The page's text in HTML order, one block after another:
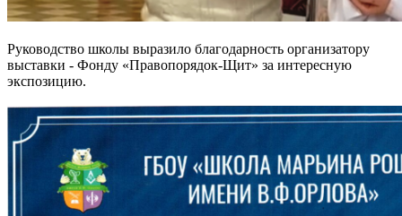
Руководство школы выразило благодарность организатору
выставки - Фонду «Правопорядок-Щит» за интересную
экспозицию.